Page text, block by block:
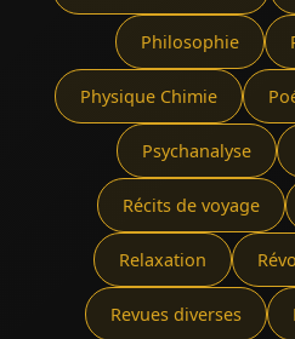
Philosophie
Physique Chimie
Psychanalyse
Récits de voyage
Relaxation
Revues diverses